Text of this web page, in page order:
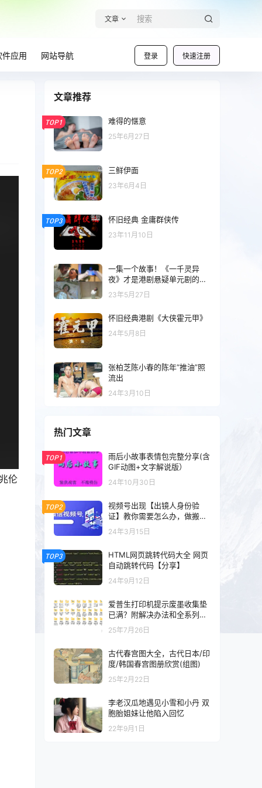
文章
登录 快速注册
件应用 网站导航
伦
文章推荐
TOP1 难得的惬意
25年6月27日
TOP2 三鲜伊面
23年6月4日
TOP3 怀旧经典 金庸群侠传
23年11月10日
一集一个故事！《一千灵异
夜》才是港剧悬疑单元剧的巅
峰！
23年5月27日
怀旧经典港剧《大侠霍元甲》
24年5月8日
张柏芝陈小春的陈年“推油”照
流出
24年3月10日
热门文章
TOP1
雨后小故事表情包完整分享(含
GIF动图+文字解说版）
24年10月30日
TOP2
视频号出现【出镜人身份验
证】教你需要怎么办，做搬运
以及混剪的可以看一下
24年3月15日
TOP3
HTML网页跳转代码大全 网页
自动跳转代码【分享】
24年9月12日
爱普生打印机提示废墨收集垫
已满？附解决办法和全系列清
零工具和教程
25年7月26日
古代春宫图大全，古代日本/印
度/韩国春宫图册欣赏(组图)
25年2月22日
李老汉瓜地遇见小雪和小丹 双
胞胎姐妹让他陷入回忆
22年9月1日